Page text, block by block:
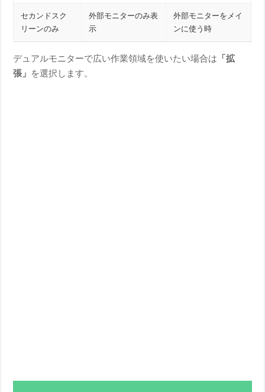
セカンドスク
リーンのみ
外部モニターのみ表
示
外部モニターをメイ
ンに使う時
デュアルモニターで広い作業領域を使いたい場合は 「拡
張」 を選択します。